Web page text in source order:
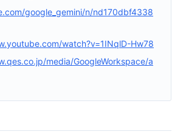
google_gemini/n/nd170dbf4338
watch?v=1INqlD-Hw78
media/GoogleWorkspace/a